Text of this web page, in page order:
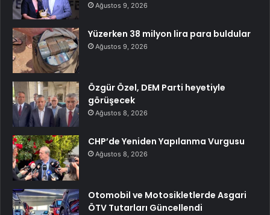
Ağustos 9, 2026
Yüzerken 38 milyon lira para buldular
Ağustos 9, 2026
Özgür Özel, DEM Parti heyetiyle
görüşecek
Ağustos 8, 2026
CHP’de Yeniden Yapılanma Vurgusu
Ağustos 8, 2026
Otomobil ve Motosikletlerde Asgari
ÖTV Tutarları Güncellendi